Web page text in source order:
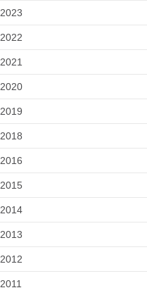
2023
2022
2021
2020
2019
2018
2016
2015
2014
2013
2012
2011